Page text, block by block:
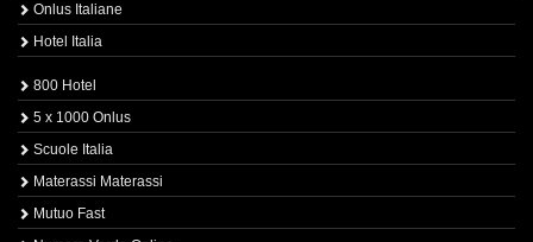
Onlus Italiane
Hotel Italia
800 Hotel
5 x 1000 Onlus
Scuole Italia
Materassi Materassi
Mutuo Fast